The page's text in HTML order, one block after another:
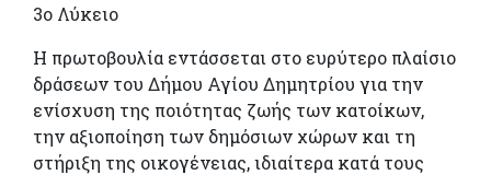
3ο Λύκειο
Η πρωτοβουλία εντάσσεται στο ευρύτερο πλαίσιο
δράσεων του Δήμου Αγίου Δημητρίου για την
ενίσχυση της ποιότητας ζωής των κατοίκων,
την αξιοποίηση των δημόσιων χώρων και τη
στήριξη της οικογένειας, ιδιαίτερα κατά τους